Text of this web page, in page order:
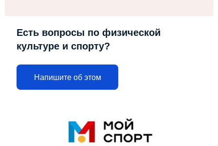
Есть вопросы по физической
культуре и спорту?
Напишите об этом